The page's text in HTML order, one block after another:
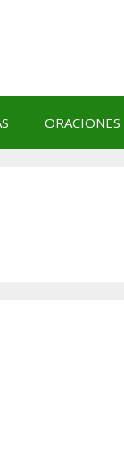
ORACIONES